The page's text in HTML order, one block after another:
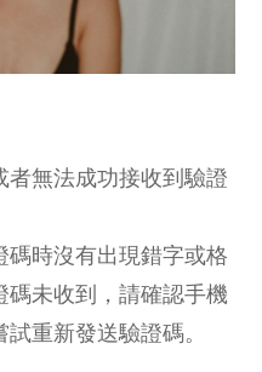
無法成功接收到驗證
碼時沒有出現錯字或格
未收到，請確認手機
重新發送驗證碼。